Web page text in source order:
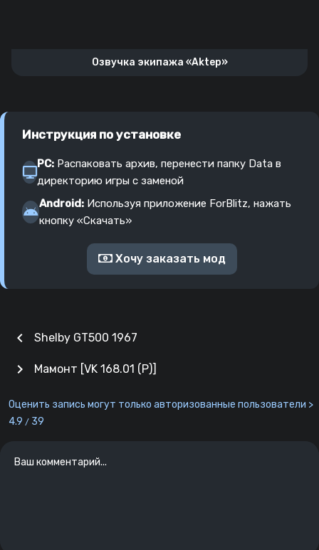
Озвучка экипажа «Aktep»
Инструкция по установке
PC: Распаковать архив, перенести папку Data в
директорию игры с заменой
Android: Используя приложение ForBlitz, нажать
кнопку «Скачать»
Хочу заказать мод
chevron_left Shelby GT500 1967
Мамонт [VK 168.01 (P)]
chevron_right
Оценить запись могут только авторизованные пользователи >
4.9 / 39